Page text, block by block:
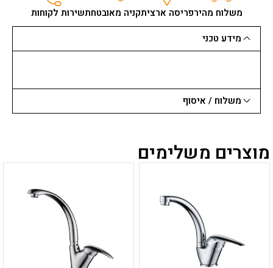
קצרה
COLOMBA
משלוח מהירפריסה ארציתקניה מאובטחתשירות לקוחות
מידע טכני
משלוח / איסוף
מוצרים משלימים